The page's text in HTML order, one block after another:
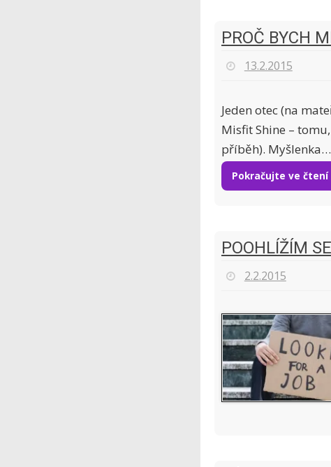
PROČ BYCH
13.2.2015
Jeden otec (na
Misfit Shine –
příběh). Myšlenka…
Pokračujte ve čtení
POOHLÍŽÍM
2.2.2015